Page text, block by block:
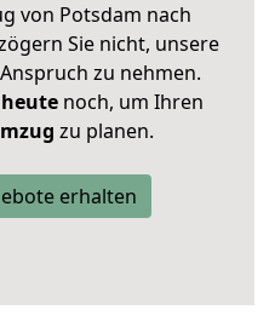
von Potsdam nach
Sie nicht, unsere
zu nehmen.
noch, um Ihren
zu planen.
erhalten